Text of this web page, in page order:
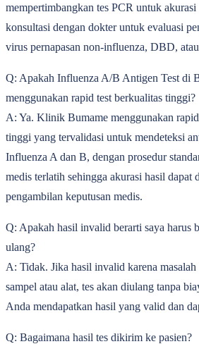
mempertimbangkan tes PCR untuk
konsultasi dengan dokter untuk evaluasi
virus pernapasan non-influenza, DBD,
Q: Apakah Influenza A/B Antigen Test di
menggunakan rapid test berkualitas tinggi?
A: Ya. Klinik Bumame menggunakan
tinggi yang tervalidasi untuk mendeteksi
Influenza A dan B, dengan prosedur
medis terlatih sehingga akurasi hasil dapat
pengambilan keputusan medis.
Q: Apakah hasil invalid berarti saya harus
ulang?
A: Tidak. Jika hasil invalid karena masalah
sampel atau alat, tes akan diulang tanpa
Anda mendapatkan hasil yang valid dan
Q: Bagaimana hasil tes dikirim ke pasien?